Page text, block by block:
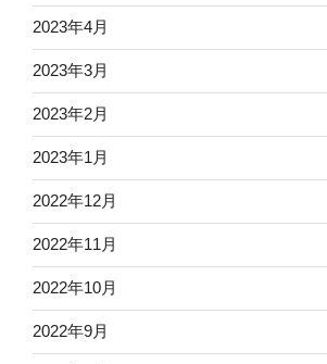
2023年4月
2023年3月
2023年2月
2023年1月
2022年12月
2022年11月
2022年10月
2022年9月